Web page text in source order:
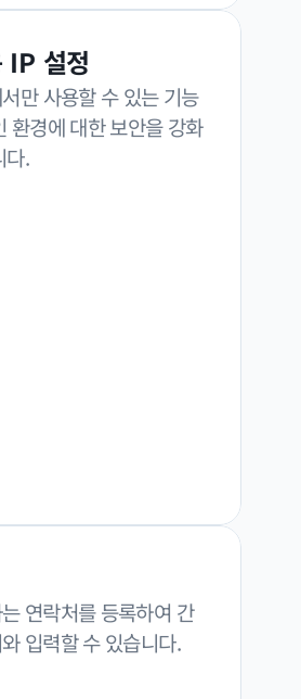
IP 설정
만 사용할 수 있는 기능
환경에 대한 보안을 강화
다.
연락처를 등록하여 간
입력할 수 있습니다.